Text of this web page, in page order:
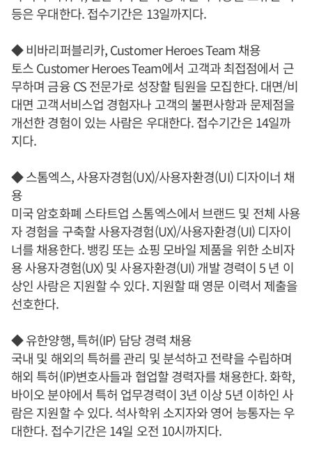
등은 우대한다. 접수기간은 13일까지다.
◆ 비바리퍼블리카, Customer Heroes Team 채용
토스 Customer Heroes Team에서 고객과 최접점에서 근
무하며 금융 CS 전문가로 성장할 팀원을 모집한다. 대면/비
대면 고객서비스업 경험자나 고객의 불편사항과 문제점을
개선한 경험이 있는 사람은 우대한다. 접수기간은 14일까
지다.
◆ 스톰엑스, 사용자경험(UX)/사용자환경(UI) 디자이너 채
용
미국 암호화폐 스타트업 스톰엑스에서 브랜드 및 전체 사용
자 경험을 구축할 사용자경험(UX)/사용자환경(UI) 디자이
너를 채용한다. 뱅킹 또는 쇼핑 모바일 제품을 위한 소비자
용 사용자경험(UX) 및 사용자환경(UI) 개발 경력이 5 년 이
상인 사람은 지원할 수 있다. 지원할 때 영문 이력서 제출을
선호한다.
◆ 유한양행, 특허(IP) 담당 경력 채용
국내 및 해외의 특허를 관리 및 분석하고 전략을 수립하며
해외 특허(IP)변호사들과 협업할 경력자를 채용한다. 화학,
바이오 분야에서 특허 업무경력이 3년 이상 5년 이하인 사
람은 지원할 수 있다. 석사학위 소지자와 영어 능통자는 우
대한다. 접수기간은 14일 오전 10시까지다.